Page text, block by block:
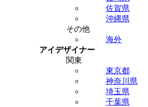
佐賀県
沖縄県
その他
海外
アイデザイナー
関東
東京都
神奈川県
埼玉県
千葉県